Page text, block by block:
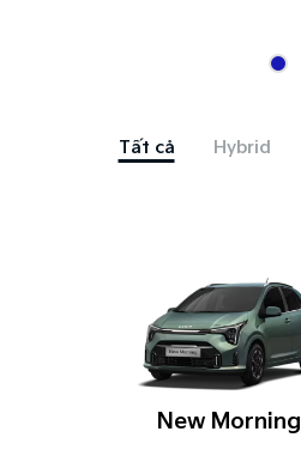
Tất cả Hybrid
New Morning